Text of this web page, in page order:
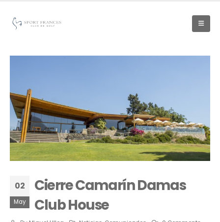
02
May
Cierre Camarín Damas
Club House